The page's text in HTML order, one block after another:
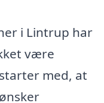
i Lintrup har
være
med, at